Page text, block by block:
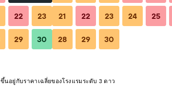
฿3,922
฿4,307
22 23
29 30
21 22 23 24 25
28 29 30
ขึ้นอยู่กับราคาเฉลี่ยของโรงแรมระดับ 3 ดาว